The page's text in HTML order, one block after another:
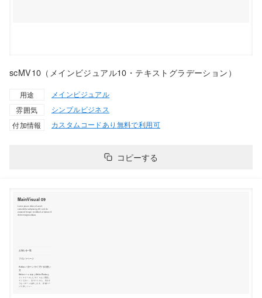
scMV10（メインビジュアル10・テキストグラデーション）
用途
メインビジュアル
雰囲気
シンプルビジネス
付加情報
カスタムコードあり 無料で利用可
コピーする